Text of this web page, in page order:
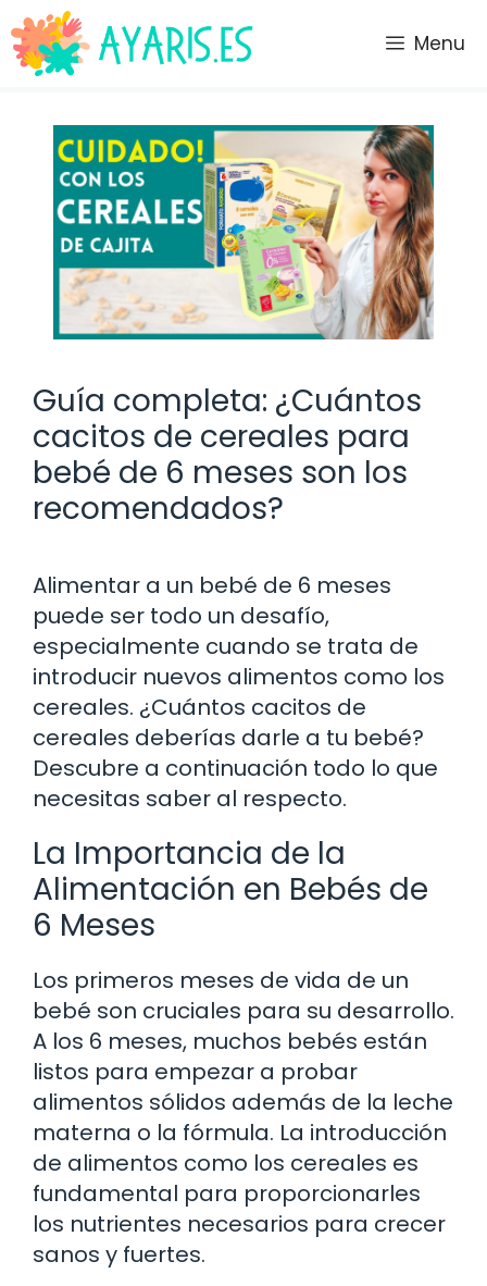
Saltar
al
contenido
Menu
Guía completa: ¿Cuántos
cacitos de cereales para
bebé de 6 meses son los
recomendados?
Alimentar a un bebé de 6 meses
puede ser todo un desafío,
especialmente cuando se trata de
introducir nuevos alimentos como los
cereales. ¿Cuántos cacitos de
cereales deberías darle a tu bebé?
Descubre a continuación todo lo que
necesitas saber al respecto.
La Importancia de la
Alimentación en Bebés de
6 Meses
Los primeros meses de vida de un
bebé son cruciales para su desarrollo.
A los 6 meses, muchos bebés están
listos para empezar a probar
alimentos sólidos además de la leche
materna o la fórmula. La introducción
de alimentos como los cereales es
fundamental para proporcionarles
los nutrientes necesarios para crecer
sanos y fuertes.